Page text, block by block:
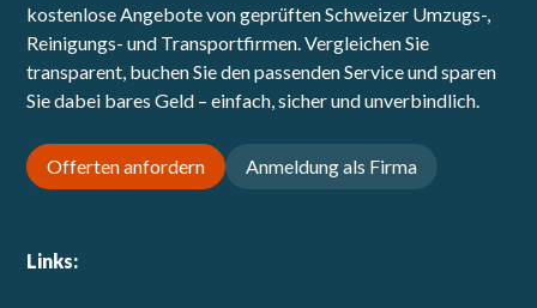
kostenlose Angebote von geprüften Schweizer Umzugs-,
Reinigungs- und Transportfirmen. Vergleichen Sie
transparent, buchen Sie den passenden Service und sparen
Sie dabei bares Geld – einfach, sicher und unverbindlich.
Offerten anfordern Anmeldung als Firma
Links: